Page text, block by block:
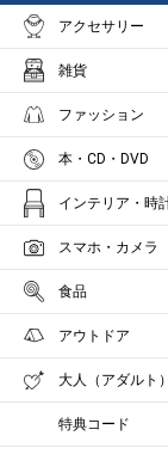
アクセサリー
雑貨
ファッション
本・CD・DVD
インテリア・時
スマホ・カメラ
食品
アウトドア
大人（アダルト）
特典コード